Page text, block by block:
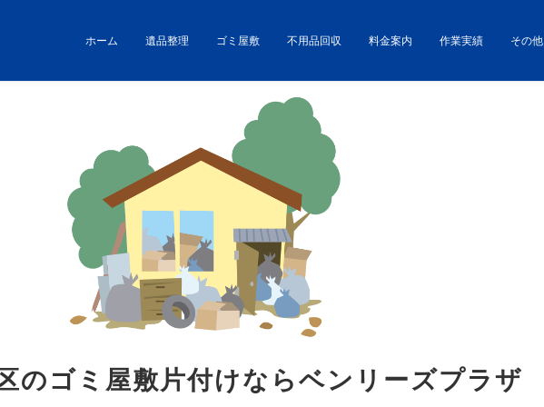
ホーム 遺品整理 ゴミ屋敷 不用品回収 料金案内 作業実績 その他
のゴミ屋敷片付けならベンリーズプラザ